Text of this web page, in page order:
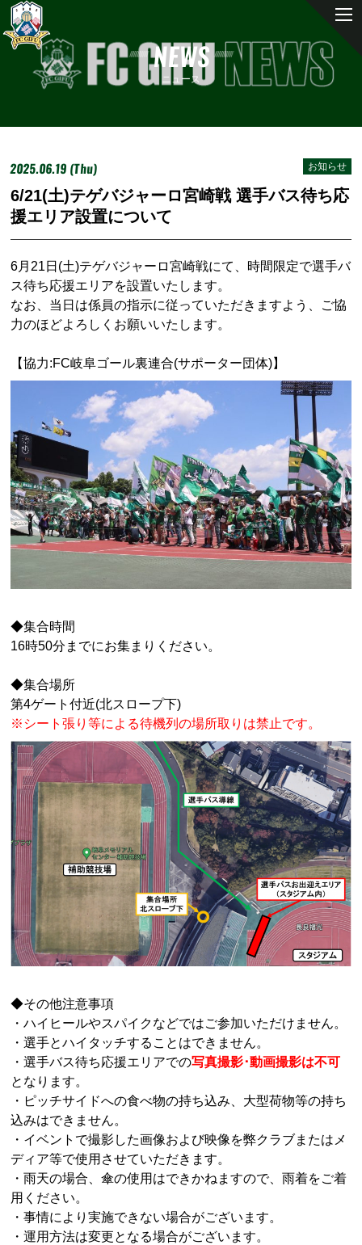
NEWS
ニュース
2025.06.19 (Thu) お知らせ
6/21(土)テゲバジャーロ宮崎戦 選手バス待ち応
援エリア設置について
6月21日(土)テゲバジャーロ宮崎戦にて、時間限定で選手バ
ス待ち応援エリアを設置いたします。
なお、当日は係員の指示に従っていただきますよう、ご協
力のほどよろしくお願いいたします。
【協力:FC岐阜ゴール裏連合(サポーター団体)】
◆集合時間
16時50分までにお集まりください。
◆集合場所
第4ゲート付近(北スロープ下)
※シート張り等による待機列の場所取りは禁止です。
◆その他注意事項
・ハイヒールやスパイクなどではご参加いただけません。
・選手とハイタッチすることはできません。
・選手バス待ち応援エリアでの写真撮影･動画撮影は不可
となります。
・ピッチサイドへの食べ物の持ち込み、大型荷物等の持ち
込みはできません。
・イベントで撮影した画像および映像を弊クラブまたはメ
ディア等で使用させていただきます。
・雨天の場合、傘の使用はできかねますので、雨着をご着
用ください。
・事情により実施できない場合がございます。
・運用方法は変更となる場合がございます。